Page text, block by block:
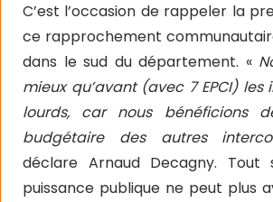
C’est l’occasion de rappeler la
ce rapprochement
dans le sud du département. «
mieux qu’avant (avec 7 EPCI) les
lourds, car nous bénéficions
budgétaire des autres
déclare Arnaud Decagny. Tout
puissance publique ne peut plus